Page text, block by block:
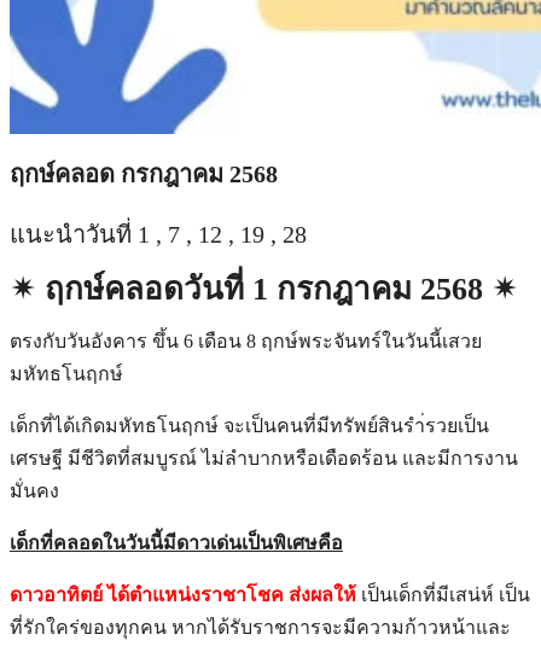
ฤกษ์คลอด กรกฎาคม 2568
แนะนำวันที่ 1 , 7 , 12 , 19 , 28
✴︎ ฤกษ์คลอดวันที่ 1 กรกฎาคม 2568 ✴︎
ตรงกับวันอังคาร ขึ้น 6 เดือน 8 ฤกษ์พระจันทร์ในวันนี้เสวย
มหัทธโนฤกษ์
เด็กที่ได้เกิดมหัทธโนฤกษ์ จะเป็นคนที่มีทรัพย์สินรำ่รวยเป็น
เศรษฐี มีชีวิตที่สมบูรณ์ ไม่ลำบากหรือเดือดร้อน และมีการงาน
มั่นคง
เด็กที่คลอดในวันนี้มีดาวเด่นเป็นพิเศษคือ
ดาวอาทิตย์ ได้ตำแหน่งราชาโชค ส่งผลให้ เป็นเด็กที่มีเสน่ห์ เป็น
ที่รักใคร่ของทุกคน หากได้รับราชการจะมีความก้าวหน้าและ